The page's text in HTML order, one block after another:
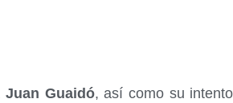
Juan Guaidó, así como su